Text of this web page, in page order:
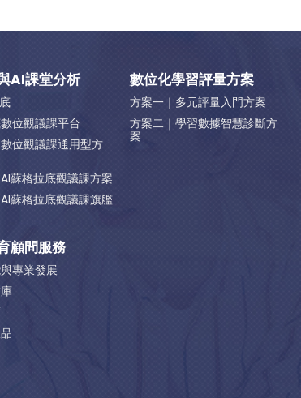
AI課堂分析
位觀議課平台
位觀議課通用型方
蘇格拉底觀議課方案
蘇格拉底觀議課旗艦
顧問服務
專業發展
數位化學習評量方案
方案一｜多元評量入門方案
方案二｜學習數據智慧診斷方
案